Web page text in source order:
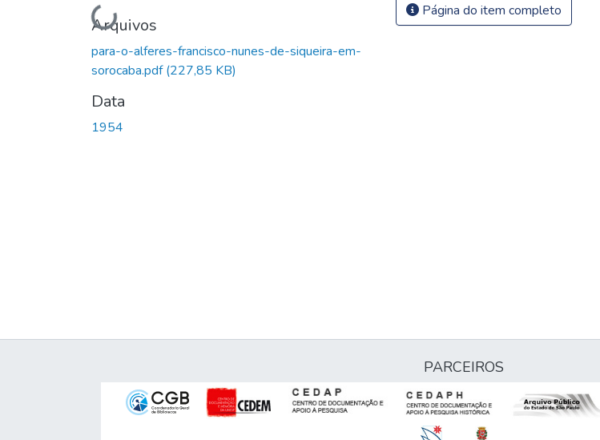
Carregando...
Arquivos
para-o-alferes-francisco-nunes-de-siqueira-em-
sorocaba.pdf(227,85 KB)
Data
1954
Página do item completo
PARCEIROS